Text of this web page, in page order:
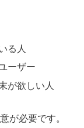
る人
ーザー
が欲しい人
が必要です。